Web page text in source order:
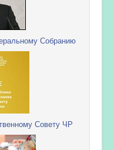
Собранию
Совету ЧР